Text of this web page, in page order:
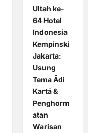
Ultah ke-
64 Hotel
Indonesia
Kempinski
Jakarta:
Usung
Tema Ādi
Kartā &
Penghorm
atan
Warisan